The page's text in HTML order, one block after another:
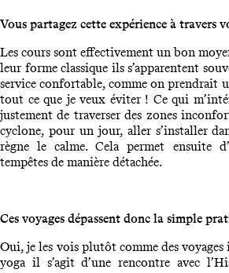
Vous partagez cette expérience à travers
Les cours sont effectivement un bon
leur forme classique ils s’apparentent
service confortable, comme on prendrait
tout ce que je veux éviter ! Ce qui
justement de traverser des zones
cyclone, pour un jour, aller s’installer
règne le calme. Cela permet ensuite
tempêtes de manière détachée.
Ces voyages dépassent donc la simple
Oui, je les vois plutôt comme des
yoga il s’agit d’une rencontre avec